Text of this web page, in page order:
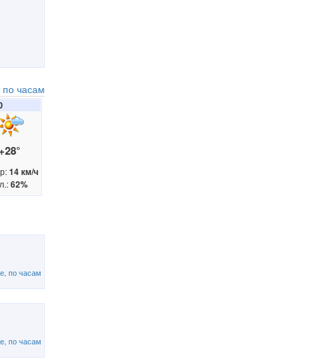
часам
+28°
14 км/ч
62%
по часам
по часам